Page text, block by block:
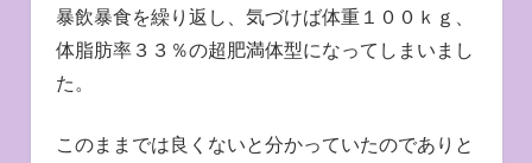
暴飲暴食を繰り返し、気づけば体重１００ｋｇ、
体脂肪率３３％の超肥満体型になってしまいまし
た。
このままでは良くないと分かっていたのでありと